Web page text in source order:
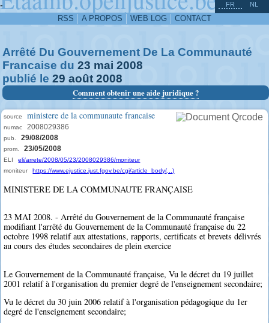
-
RSS A PROPOS WEB LOG CONTACT
FR NL
Arrêté Du Gouvernement De La Communauté
Francaise du 23 mai 2008
publié le 29 août 2008
Comment obtenir une aide juridique ?
source ministere de la communaute francaise
numac 2008029386
pub. 29/08/2008
prom. 23/05/2008
ELI
eli/arrete/2008/05/23/2008029386/moniteur
moniteur
https://www.ejustice.just.fgov.be/cgi/article_body(...)
MINISTERE DE LA COMMUNAUTE FRANÇAISE
23 MAI 2008. - Arrêté du Gouvernement de la Communauté française
modifiant l'arrêté du Gouvernement de la Communauté française du 22
octobre 1998 relatif aux attestations, rapports, certificats et brevets délivrés
au cours des études secondaires de plein exercice
Le Gouvernement de la Communauté française, Vu le décret du 19 juillet
2001 relatif à l'organisation du premier degré de l'enseignement secondaire;
Vu le décret du 30 juin 2006 relatif à l'organisation pédagogique du 1er
degré de l'enseignement secondaire;
^